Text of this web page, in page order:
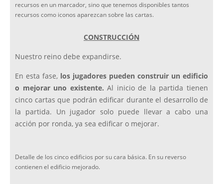
recursos en un marcador, sino que tenemos disponibles tantos
recursos como iconos aparezcan sobre las cartas.
CONSTRUCCIÓN
Nuestro reino debe expandirse.
En esta fase, los jugadores pueden construir un edificio
o mejorar uno existente. Al inicio de la partida tienen
cinco cartas que podrán edificar durante el desarrollo de
la partida. Un jugador solo puede llevar a cabo una
acción por ronda, ya sea edificar o mejorar.
Detalle de los cinco edificios por su cara básica. En su reverso
contienen el edificio mejorado.